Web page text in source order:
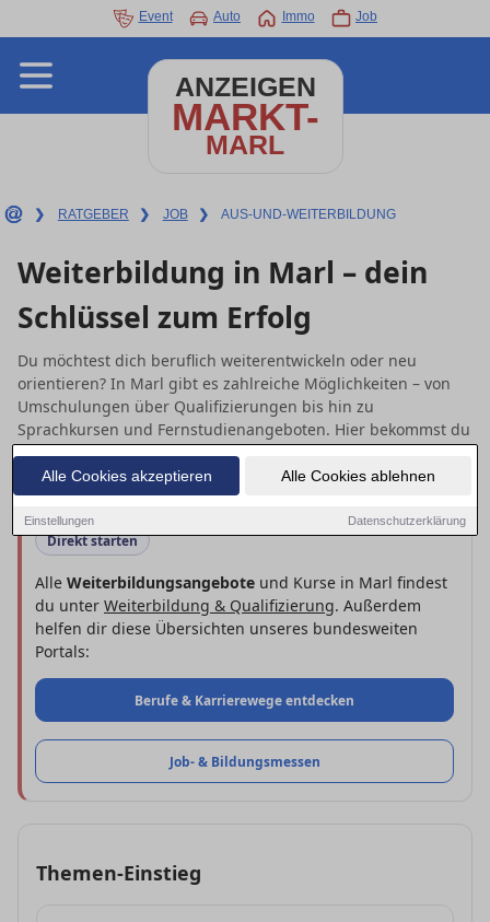
Alle Cookies akzeptieren Alle Cookies ablehnen
Einstellungen Datenschutzerklärung
Event Auto Immo Job
ANZEIGEN
MARKT-
MARL
❯ RATGEBER ❯ JOB ❯ AUS-UND-WEITERBILDUNG
Weiterbildung in Marl – dein
Schlüssel zum Erfolg
Du möchtest dich beruflich weiterentwickeln oder neu
orientieren? In Marl gibt es zahlreiche Möglichkeiten – von
Umschulungen über Qualifizierungen bis hin zu
Sprachkursen und Fernstudienangeboten. Hier bekommst du
eine klare Schritt-für-Schritt-Hilfe für deine Weiterbildung
und findest lokale wie überregionale Anbieter.
Direkt starten
Alle Weiterbildungsangebote und Kurse in Marl findest
du unter Weiterbildung & Qualifizierung. Außerdem
helfen dir diese Übersichten unseres bundesweiten
Portals:
Berufe & Karrierewege entdecken
Job- & Bildungs­messen
Themen-Einstieg